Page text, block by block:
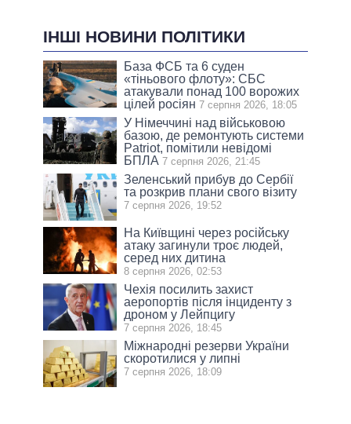
ІНШІ НОВИНИ ПОЛІТИКИ
База ФСБ та 6 суден
«тіньового флоту»: СБС
атакували понад 100 ворожих
цілей росіян 7 серпня 2026, 18:05
У Німеччині над військовою
базою, де ремонтують системи
Patriot, помітили невідомі
БПЛА 7 серпня 2026, 21:45
Зеленський прибув до Сербії
та розкрив плани свого візиту
7 серпня 2026, 19:52
На Київщині через російську
атаку загинули троє людей,
серед них дитина
8 серпня 2026, 02:53
Чехія посилить захист
аеропортів після інциденту з
дроном у Лейпцигу
7 серпня 2026, 18:45
Міжнародні резерви України
скоротилися у липні
7 серпня 2026, 18:09